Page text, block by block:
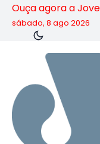
Ouça agora a
sábado, 8 ago 2026